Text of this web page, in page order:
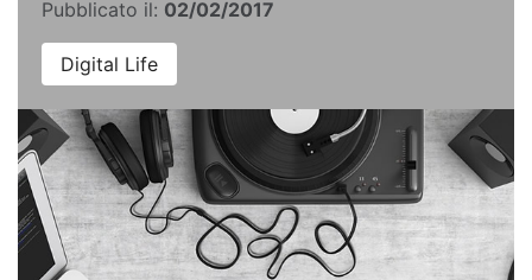
Pubblicato il: 02/02/2017
Digital Life